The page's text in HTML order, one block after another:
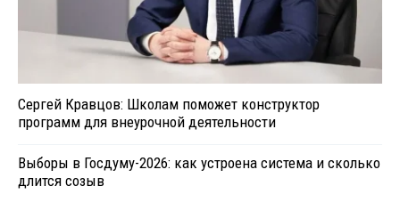
Сергей Кравцов: Школам поможет конструктор
программ для внеурочной деятельности
Выборы в Госдуму-2026: как устроена система и сколько
длится созыв